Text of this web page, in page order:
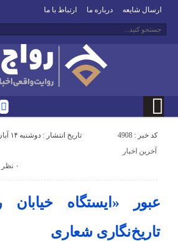
ارسال شایعه درباره ما ارتباط با ما
کد خبر : 4908 تاریخ انتشار : دوشنبه ۱۴ آبان ۱۴۰۳ - ۱۶:۵۸
۰ نظر
آخرین اخبار
عبور «ایستگاه خیابان
تاریخ‌نگاری شعاری